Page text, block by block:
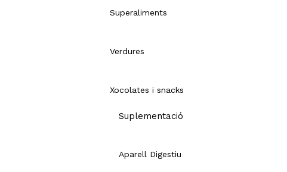
Superaliments
Verdures
Xocolates i snacks
Suplementació
Aparell Digestiu